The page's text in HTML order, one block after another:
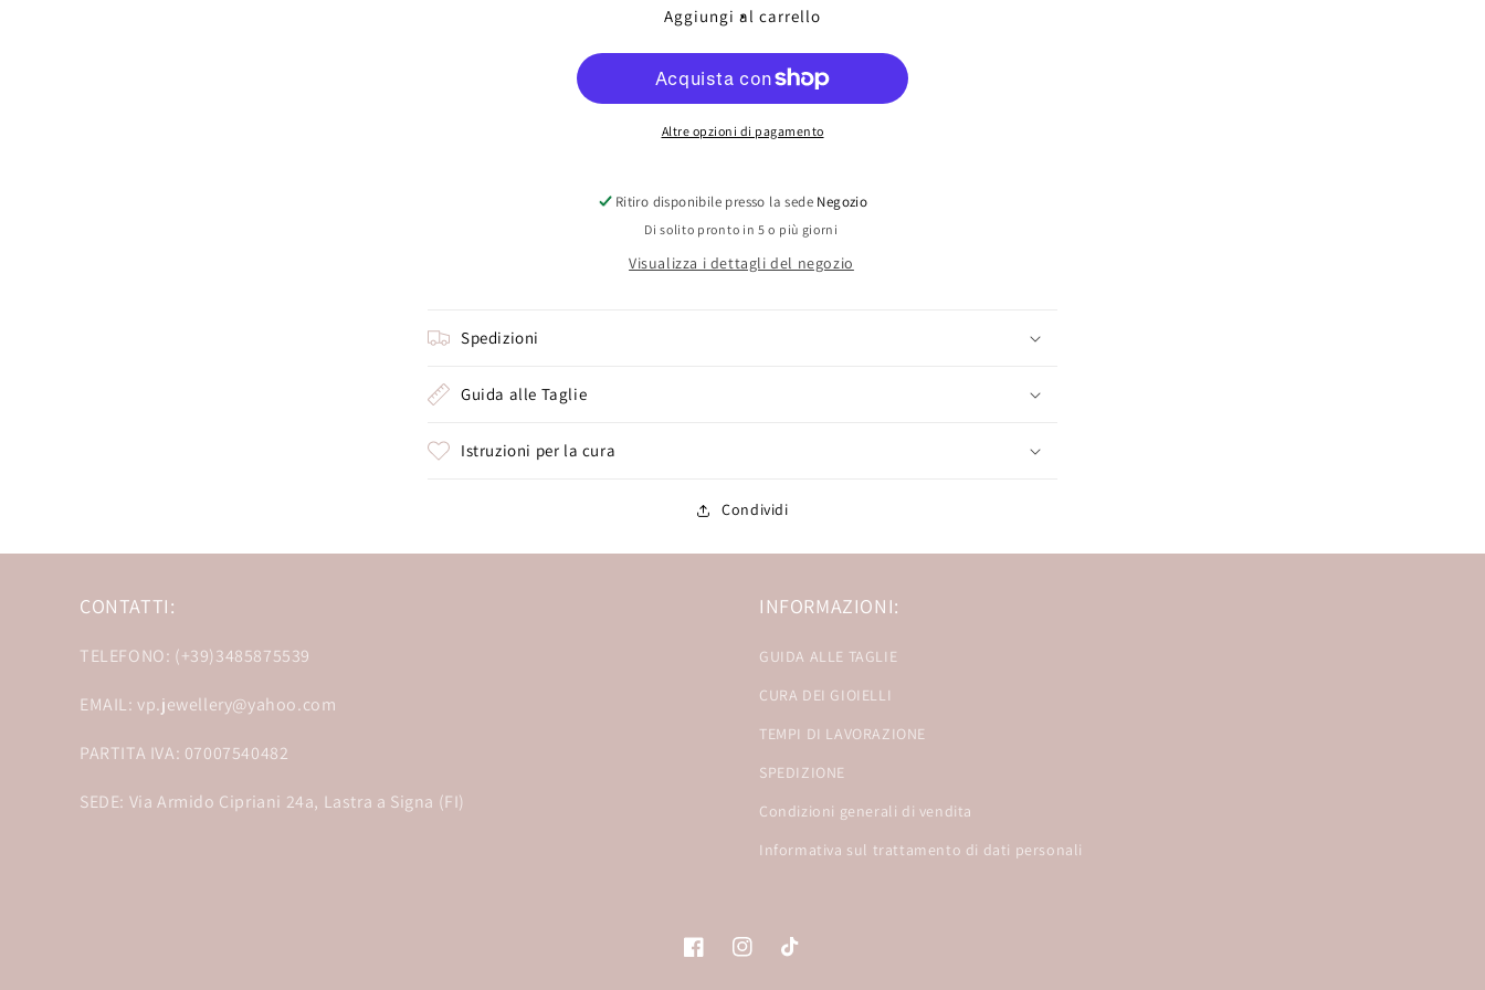
Zircone
Zircone
Aggiungi al carrello
Altre opzioni di pagamento
Ritiro disponibile presso la sede Negozio
Di solito pronto in 5 o più giorni
Visualizza i dettagli del negozio
Spedizioni
Guida alle Taglie
Istruzioni per la cura
Condividi
CONTATTI:
TELEFONO: (+39)3485875539
EMAIL: vp.jewellery@yahoo.com
PARTITA IVA: 07007540482
SEDE: Via Armido Cipriani 24a, Lastra a Signa (FI)
INFORMAZIONI:
GUIDA ALLE TAGLIE
CURA DEI GIOIELLI
TEMPI DI LAVORAZIONE
SPEDIZIONE
Condizioni generali di vendita
Informativa sul trattamento di dati personali
FacebookInstagramTikTok